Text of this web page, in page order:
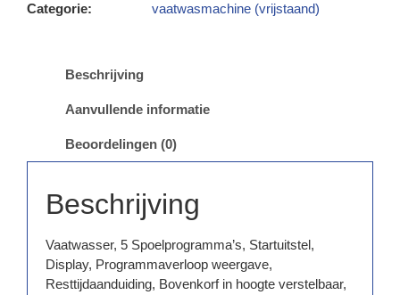
Categorie:
vaatwasmachine (vrijstaand)
Beschrijving
Aanvullende informatie
Beoordelingen (0)
Beschrijving
Vaatwasser, 5 Spoelprogramma’s, Startuitstel,
Display, Programmaverloop weergave,
Resttijdaanduiding, Bovenkorf in hoogte verstelbaar,